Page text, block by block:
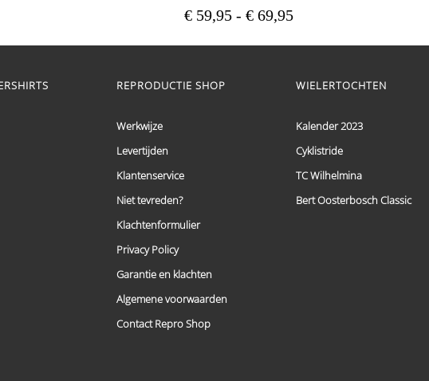
€59,95 - €69,95Prijsklasse:
tot
REPRODUCTIE SHOP
Werkwijze
Levertijden
Klantenservice
Niet tevreden?
Klachtenformulier
Privacy Policy
Garantie en klachten
Algemene voorwaarden
Contact Repro Shop
WIELERTOCHTEN
Kalender 2023
Cyklistride
TC Wilhelmina
Bert Oosterbosch Classic